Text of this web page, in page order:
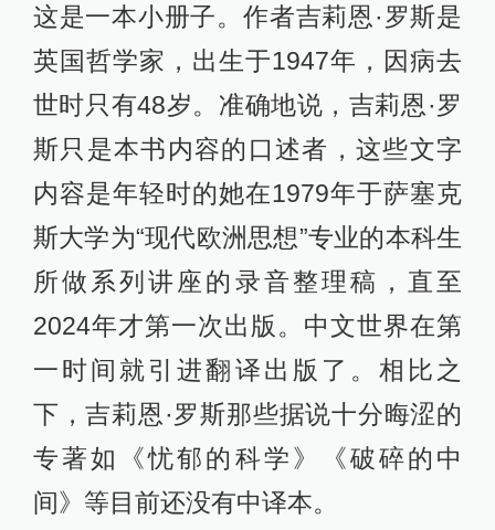
这是一本小册子。作者吉莉恩·罗斯是
英国哲学家，出生于1947年，因病去
世时只有48岁。准确地说，吉莉恩·罗
斯只是本书内容的口述者，这些文字
内容是年轻时的她在1979年于萨塞克
斯大学为“现代欧洲思想”专业的本科生
所做系列讲座的录音整理稿，直至
2024年才第一次出版。中文世界在第
一时间就引进翻译出版了。相比之
下，吉莉恩·罗斯那些据说十分晦涩的
专著如《忧郁的科学》《破碎的中
间》等目前还没有中译本。